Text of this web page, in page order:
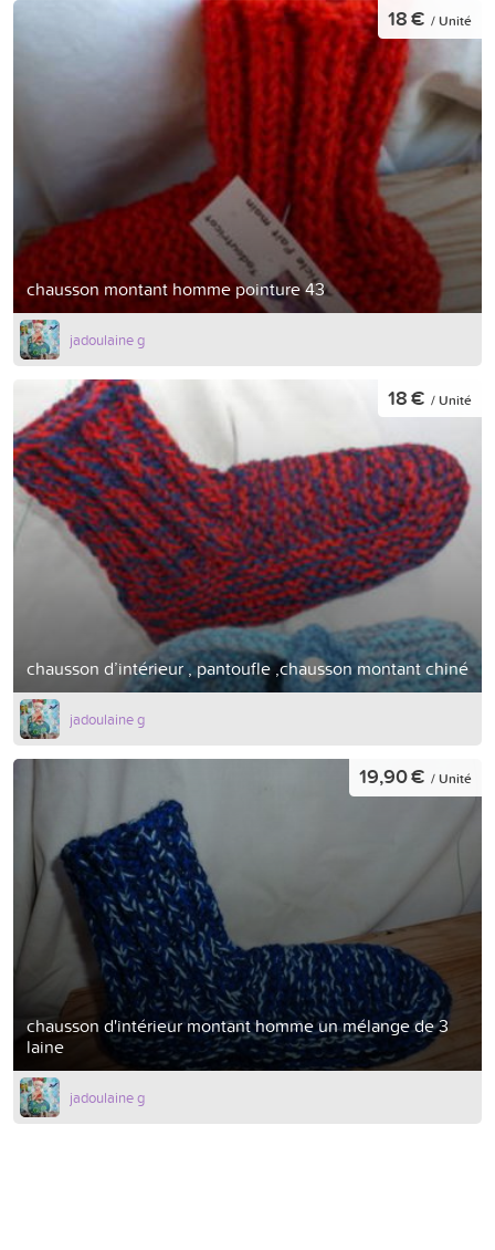
chausson montant homme pointure 43
18 € / Unité
jadoulaine g
chausson d’intérieur , pantoufle ,chausson montant chiné
18 € / Unité
jadoulaine g
chausson d'intérieur montant homme un mélange de 3
laine
19,90 € / Unité
jadoulaine g